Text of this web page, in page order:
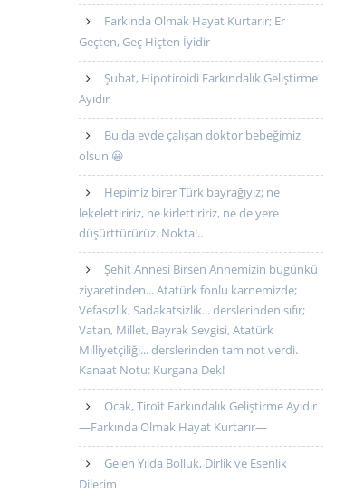
Farkında Olmak Hayat Kurtarır; Er
Geçten, Geç Hiçten İyidir
Şubat, Hipotiroidi Farkındalık Geliştirme
Ayıdır
Bu da evde çalışan doktor bebeğimiz
olsun 😀
Hepimiz birer Türk bayrağıyız; ne
lekelettiririz, ne kirlettiririz, ne de yere
düşürttürürüz. Nokta!..
Şehit Annesi Birsen Annemizin bugünkü
ziyaretinden... Atatürk fonlu karnemizde;
Vefasızlık, Sadakatsizlik... derslerinden sıfır;
Vatan, Millet, Bayrak Sevgisi, Atatürk
Milliyetçiliği... derslerinden tam not verdi.
Kanaat Notu: Kurgana Dek!
Ocak, Tiroit Farkındalık Geliştirme Ayıdır
—Farkında Olmak Hayat Kurtarır—
Gelen Yılda Bolluk, Dirlik ve Esenlik
Dilerim